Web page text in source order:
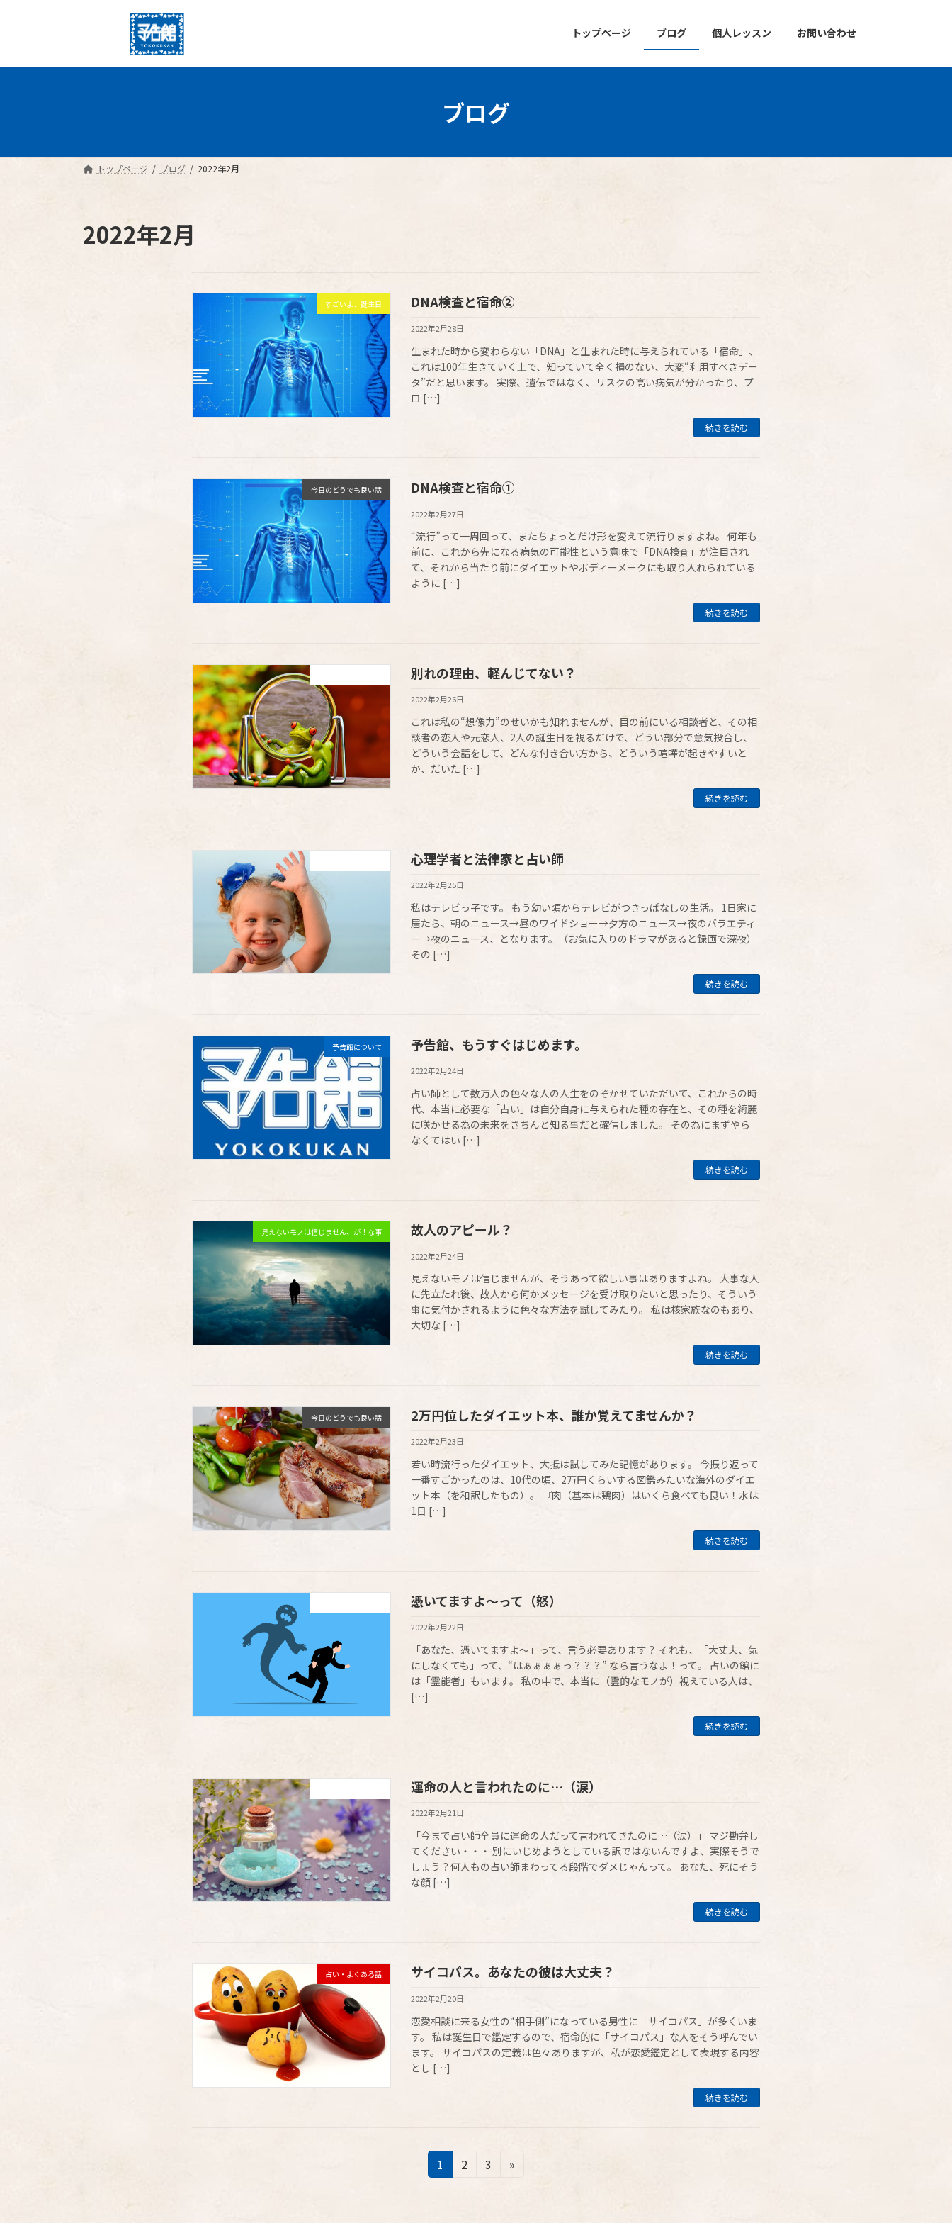
プ
動
トップページ ブログ 個人レッスン お問い合わせ
ブログ
トップページ ブログ 2022年2月
2022年2月
すごいよ、誕生日 DNA検査と宿命②
2022年2月28日
生まれた時から変わらない「DNA」と生まれた時に与えられている「宿命」、
これは100年生きていく上で、知っていて全く損のない、大変“利用すべきデー
タ”だと思います。 実際、遺伝ではなく、リスクの高い病気が分かったり、プ
ロ […]
続きを読む
今日のどうでも良い話 DNA検査と宿命①
2022年2月27日
“流行”って一周回って、またちょっとだけ形を変えて流行りますよね。 何年も
前に、これから先になる病気の可能性という意味で「DNA検査」が注目され
て、それから当たり前にダイエットやボディーメークにも取り入れられている
ように […]
続きを読む
別れの理由、軽んじてない？
2022年2月26日
これは私の“想像力”のせいかも知れませんが、目の前にいる相談者と、その相
談者の恋人や元恋人、2人の誕生日を視るだけで、どうい部分で意気投合し、
どういう会話をして、どんな付き合い方から、どういう喧嘩が起きやすいと
か、だいた […]
続きを読む
心理学者と法律家と占い師
2022年2月25日
私はテレビっ子です。 もう幼い頃からテレビがつきっぱなしの生活。 1日家に
居たら、朝のニュース→昼のワイドショー→夕方のニュース→夜のバラエティ
ー→夜のニュース、となります。（お気に入りのドラマがあると録画で深夜）
その […]
続きを読む
予告館について 予告館、もうすぐはじめます。
2022年2月24日
占い師として数万人の色々な人の人生をのぞかせていただいて、これからの時
代、本当に必要な「占い」は自分自身に与えられた種の存在と、その種を綺麗
に咲かせる為の未来をきちんと知る事だと確信しました。 その為にまずやら
なくてはい […]
続きを読む
見えないモノは信じません、が！な事 故人のアピール？
2022年2月24日
見えないモノは信じませんが、そうあって欲しい事はありますよね。 大事な人
に先立たれ後、故人から何かメッセージを受け取りたいと思ったり、そういう
事に気付かされるように色々な方法を試してみたり。 私は核家族なのもあり、
大切な […]
続きを読む
今日のどうでも良い話 2万円位したダイエット本、誰か覚えてませんか？
2022年2月23日
若い時流行ったダイエット、大抵は試してみた記憶があります。 今振り返って
一番すごかったのは、10代の頃、2万円くらいする図鑑みたいな海外のダイエ
ット本（を和訳したもの）。 『肉（基本は鶏肉）はいくら食べても良い！水は
1日 […]
続きを読む
憑いてますよ～って（怒）
2022年2月22日
「あなた、憑いてますよ～」って、言う必要あります？ それも、「大丈夫、気
にしなくても」って、“はぁぁぁぁっ？？？” なら言うなよ！って。 占いの館に
は「霊能者」もいます。 私の中で、本当に（霊的なモノが）視えている人は、
[…]
続きを読む
運命の人と言われたのに…（涙）
2022年2月21日
「今まで占い師全員に運命の人だって言われてきたのに…（涙）」 マジ勘弁し
てください・・・ 別にいじめようとしている訳ではないんですよ、実際そうで
しょう？何人もの占い師まわってる段階でダメじゃんって。 あなた、死にそう
な顔 […]
続きを読む
占い・よくある話 サイコパス。あなたの彼は大丈夫？
2022年2月20日
恋愛相談に来る女性の“相手側”になっている男性に「サイコパス」が多くいま
す。 私は誕生日で鑑定するので、宿命的に「サイコパス」な人をそう呼んでい
ます。 サイコパスの定義は色々ありますが、私が恋愛鑑定として表現する内容
とし […]
続きを読む
固
定
1
固
2
固
3 »